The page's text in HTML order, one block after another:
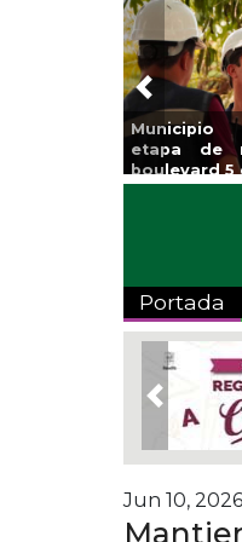
primera
en el
Previous
Portada
Previous
Jun 10,